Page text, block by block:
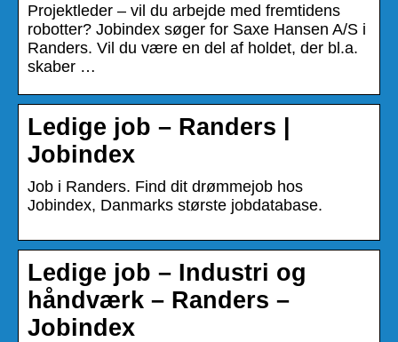
Projektleder – vil du arbejde med fremtidens
robotter? Jobindex søger for Saxe Hansen A/S i
Randers. Vil du være en del af holdet, der bl.a.
skaber …
Ledige job – Randers |
Jobindex
Job i Randers. Find dit drømmejob hos
Jobindex, Danmarks største jobdatabase.
Ledige job – Industri og
håndværk – Randers –
Jobindex